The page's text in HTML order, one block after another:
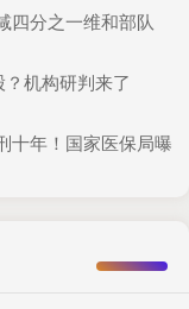
四分之一维和部队
机构研判来了
十年！国家医保局曝